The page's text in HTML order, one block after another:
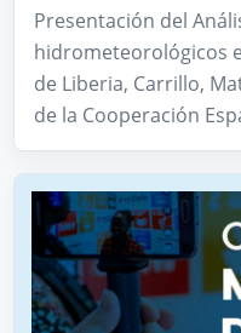
Presentación del
hidrometeorológicos
de Liberia, Carrillo,
de la Cooperación